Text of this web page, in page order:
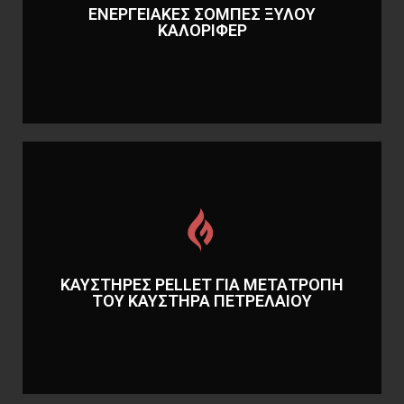
ΕΝΕΡΓΕΙΑΚΕΣ ΣΟΜΠΕΣ ΞΥΛΟΥ
ΚΑΛΟΡΙΦΕΡ
ΕΝΕΡΓΕΙΑΚΕΣ ΣΟΜΠΕΣ ΞΥΛΟΥ
ΚΑΛΟΡΙΦΕΡ
ΚΑΥΣΤΗΡΕΣ PELLET ΓΙΑ ΜΕΤΑΤΡΟΠΗ
ΤΟΥ ΚΑΥΣΤΗΡΑ ΠΕΤΡΕΛΑΙΟΥ
ΜΕΤΑΤΡΟΠΗ ΤΟΥ ΚΑΥΣΤΗΡΑ
ΠΕΤΡΕΛΑΙΟΥ
Περισσότερα